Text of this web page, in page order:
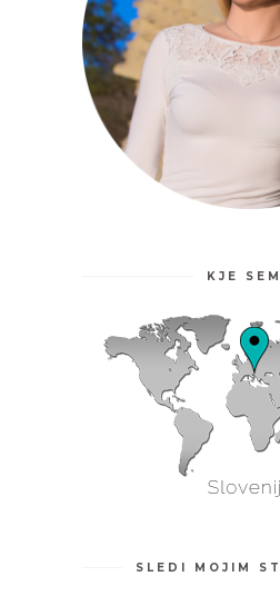
KJE
SLEDI MOJIM